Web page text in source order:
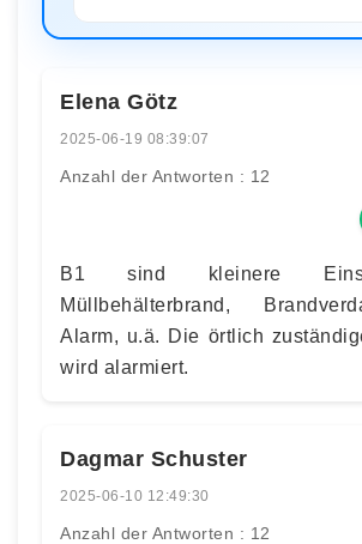
Elena Götz
2025-06-19 08:39:07
Anzahl der Antworten : 12
B1 sind kleinere
Müllbehälterbrand,
Alarm, u.ä. Die örtlich
wird alarmiert.
Dagmar Schuster
2025-06-10 12:49:30
Anzahl der Antworten : 12